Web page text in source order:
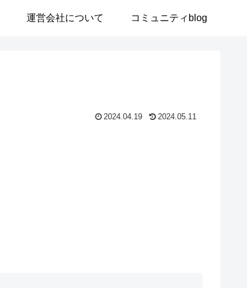
運営会社について コミュニティblog
2024.04.19 2024.05.11